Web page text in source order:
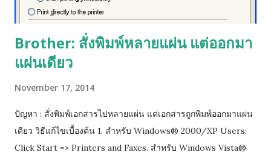
Brother: สั่งพิมพ์หลายแผ่น แต่ออกมา
แผ่นเดียว
November 17, 2014
ปัญหา : สั่งพิมพ์เอกสารไปหลายแผ่น แต่เอกสารถูกพิมพ์ออกมาแผ่น
เดียว วิธีแก้ไขเบื้องต้น 1. สำหรับ Windows® 2000/XP Users:
Click Start => Printers and Faxes. สำหรับ Windows Vista®